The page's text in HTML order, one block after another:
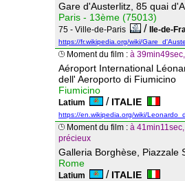
Gare d'Austerlitz, 85 quai
Paris - 13ème (75013)
75 - Ville-de-Paris / Ile-de-
https://fr.wikipedia.org/wiki/
Moment du film : à
Aéroport International
dell' Aeroporto di Fiumicino
Fiumicino
Latium / ITALIE
https://en.wikipedia.org/wiki/
Moment du film : à
précieux
Galleria Borghèse, Piazzale
Rome
Latium / ITALIE